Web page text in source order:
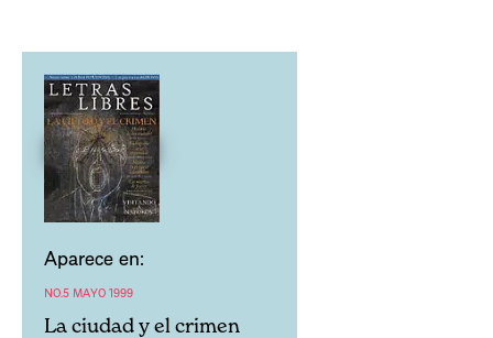
Aparece en:
NO.5 MAYO 1999
La ciudad y el crimen